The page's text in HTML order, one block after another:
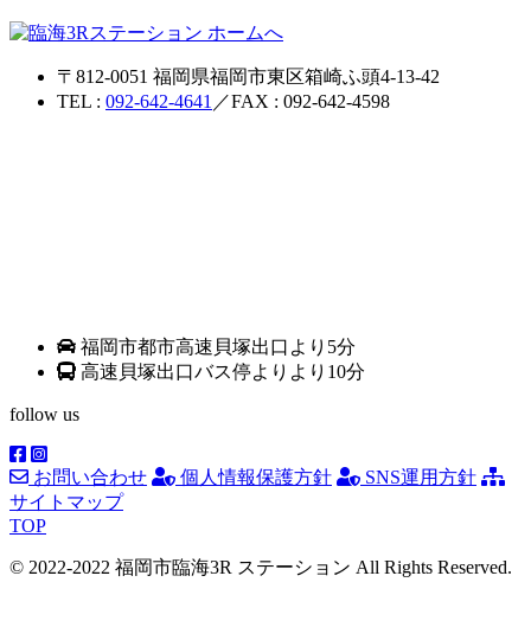
〒812-0051 福岡県福岡市東区箱崎ふ頭4-13-42
TEL : 092-642-4641 ／FAX : 092-642-4598
福岡市都市高速貝塚出口より5分
高速貝塚出口バス停よりより10分
follow us
お問い合わせ 個人情報保護方針
SNS運用方針
サイトマップ
TOP
© 2022-2022 福岡市臨海3R ステーション All Rights Reserved.